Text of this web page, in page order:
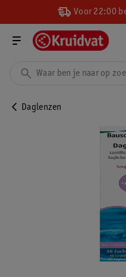
Voor 22:00
Daglenzen